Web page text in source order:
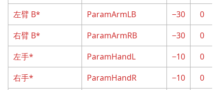
左臂 B*
ParamArmLB −30
0
右臂 B*
ParamArmRB −30
0
左手*
ParamHandL −10
0
右手*
ParamHandR −10 0